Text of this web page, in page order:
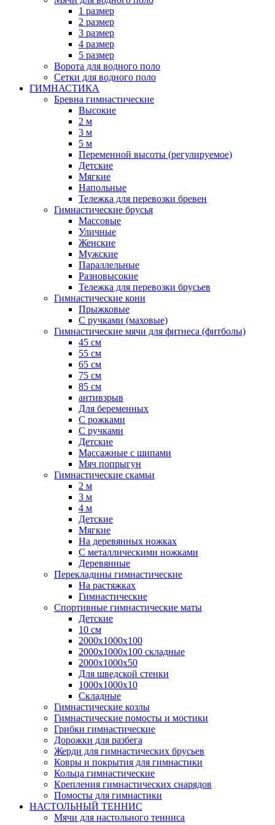
1 размер
2 размер
3 размер
4 размер
5 размер
Ворота для водного поло
Сетки для водного поло
ГИМНАСТИКА
Бревна гимнастические
Высокие
2 м
3 м
5 м
Переменной высоты (регулируемое)
Детские
Мягкие
Напольные
Тележка для перевозки бревен
Гимнастические брусья
Массовые
Уличные
Женские
Мужские
Параллельные
Разновысокие
Тележка для перевозки брусьев
Гимнастические кони
Прыжковые
С ручками (маховые)
Гимнастические мячи для фитнеса (фитболы)
45 см
55 см
65 см
75 см
85 см
антивзрыв
Для беременных
С рожками
С ручками
Детские
Массажные с шипами
Мяч попрыгун
Гимнастические скамьи
2 м
3 м
4 м
Детские
Мягкие
На деревянных ножках
С металлическими ножками
Деревянные
Перекладины гимнастические
На растяжках
Гимнастические
Спортивные гимнастические маты
Детские
10 см
2000х1000х100
2000х1000х100 складные
2000х1000х50
Для шведской стенки
1000х1000х10
Складные
Гимнастические козлы
Гимнастические помосты и мостики
Грибки гимнастические
Дорожки для разбега
Жерди для гимнастических брусьев
Ковры и покрытия для гимнастики
Кольца гимнастические
Крепления гимнастических снарядов
Помосты для гимнастики
НАСТОЛЬНЫЙ ТЕННИС
Мячи для настольного тенниса